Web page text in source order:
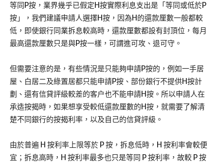
等同P按，業界幾乎已假定H按實際利息支出是「等同或低於P
按」，我們建議申請人選擇H按，因為H的還款厘數一般都較
低，即使銀行同業拆息較高時，還款厘數都設有封頂位，每月
最高還款厘數只是與P按一樣，可謂進可攻、退可守。
但需要注意的是，有些情況是只能夠申請P按的，例如一手居
屋、白居二及綠置居都只能申請P按、部份銀行不提供H按計
劃、還有信貸評級較差的客户也不能申請H按。所以申請人在
承造按揭時，如果想享受較低還款厘數的H按，就需要了解清
楚不同銀行的按揭利率，以及自己的信貸評級。
由於普遍 H 按利率上限等於 P 按，拆息低時，H 按利率會較便
宜；拆息高時，H 按利率最多也只是等同 P 按利率，故較 P 按